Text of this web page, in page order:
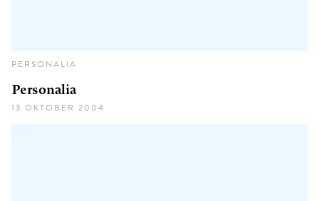
PERSONALIA
Personalia
13 OKTOBER 2004